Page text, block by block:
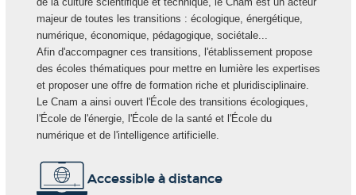
majeur de toutes les transitions : écologique, énergétique,
numérique, économique, pédagogique, sociétale...
Afin d'accompagner ces transitions, l'établissement propose
des écoles thématiques pour mettre en lumière les expertises
et proposer une offre de formation riche et pluridisciplinaire.
Le Cnam a ainsi ouvert l'École des transitions écologiques,
l'École de l'énergie, l'École de la santé et l'École du
numérique et de l'intelligence artificielle.
Accessible à distance